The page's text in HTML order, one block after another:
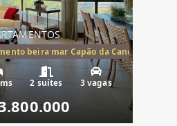
beira mar Capão da Canoa,
2 suítes 3 vagas